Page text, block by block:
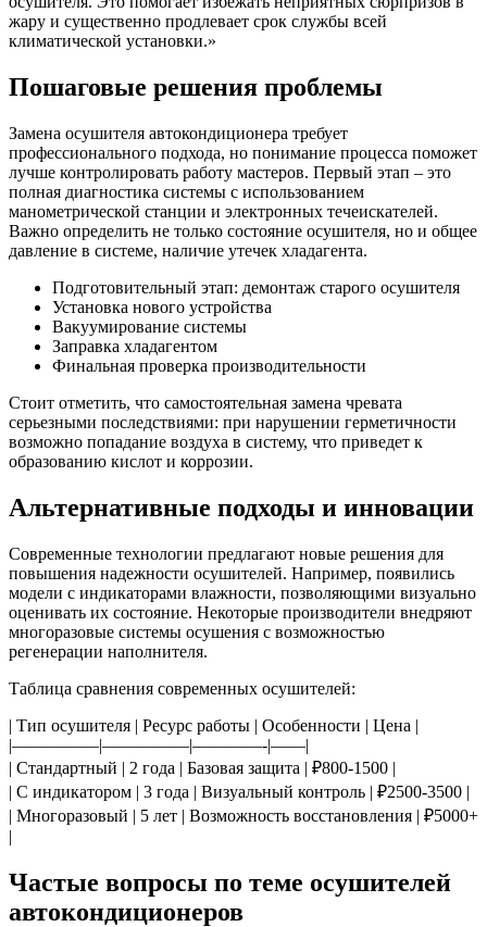
жару и существенно продлевает срок службы всей
климатической установки.»
Пошаговые решения проблемы
Замена осушителя автокондиционера требует
профессионального подхода, но понимание процесса поможет
лучше контролировать работу мастеров. Первый этап – это
полная диагностика системы с использованием
манометрической станции и электронных течеискателей.
Важно определить не только состояние осушителя, но и общее
давление в системе, наличие утечек хладагента.
Подготовительный этап: демонтаж старого осушителя
Установка нового устройства
Вакуумирование системы
Заправка хладагентом
Финальная проверка производительности
Стоит отметить, что самостоятельная замена чревата
серьезными последствиями: при нарушении герметичности
возможно попадание воздуха в систему, что приведет к
образованию кислот и коррозии.
Альтернативные подходы и инновации
Современные технологии предлагают новые решения для
повышения надежности осушителей. Например, появились
модели с индикаторами влажности, позволяющими визуально
оценивать их состояние. Некоторые производители внедряют
многоразовые системы осушения с возможностью
регенерации наполнителя.
Таблица сравнения современных осушителей:
| Тип осушителя | Ресурс работы | Особенности | Цена |
|—————|—————|————-|——|
| Стандартный | 2 года | Базовая защита | ₽800-1500 |
| С индикатором | 3 года | Визуальный контроль | ₽2500-3500 |
| Многоразовый | 5 лет | Возможность восстановления | ₽5000+
|
Частые вопросы по теме осушителей
автокондиционеров